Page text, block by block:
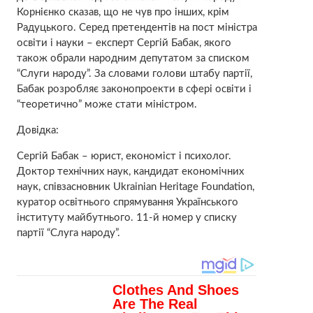
Корнієнко сказав, що не чув про інших, крім
Радуцького. Серед претендентів на пост міністра
освіти і науки – експерт Сергій Бабак, якого
також обрали народним депутатом за списком
“Слуги народу”. За словами голови штабу партії,
Бабак розробляє законопроекти в сфері освіти і
“теоретично” може стати міністром.
Довідка:
Сергій Бабак – юрист, економіст і психолог.
Доктор технічних наук, кандидат економічних
наук, співзасновник Ukrainian Heritage Foundation,
куратор освітнього спрямування Українського
інституту майбутнього. 11-й номер у списку
партії “Слуга народу”.